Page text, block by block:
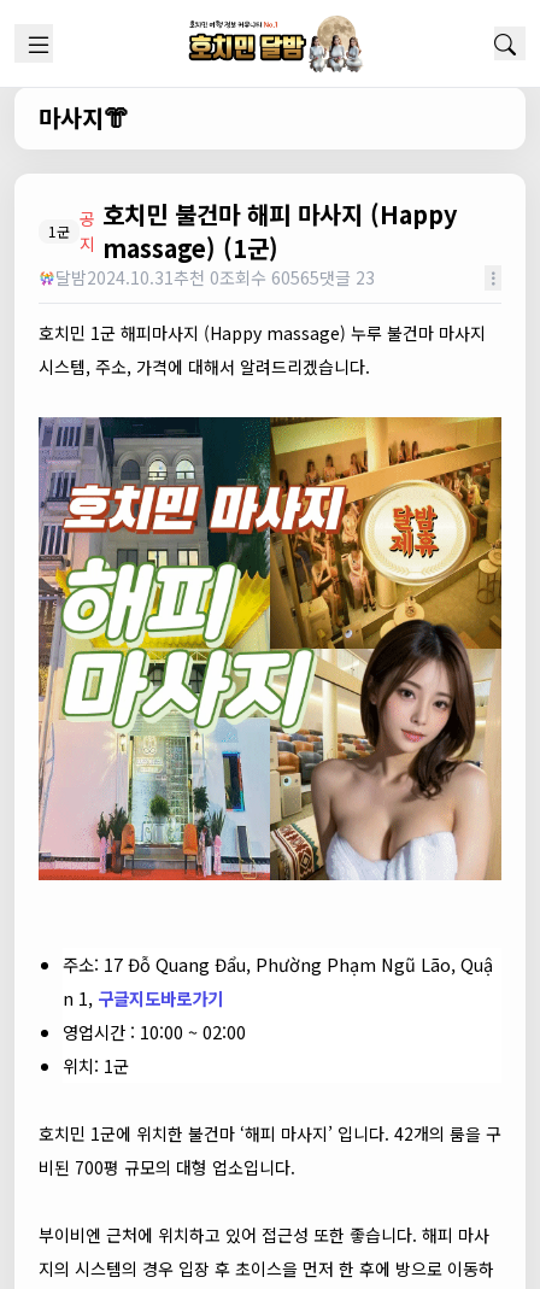
마사지👘
1군
공
지
호치민 불건마 해피 마사지 (Happy
massage) (1군)
달밤2024.10.31추천 0조회수 60565댓글 23
호치민 1군 해피마사지 (Happy massage) 누루 불건마 마사지
시스템, 주소, 가격에 대해서 알려드리겠습니다.
주소: 17 Đỗ Quang Đẩu, Phường Phạm Ngũ Lão, Quậ
n 1, 구글지도바로가기
영업시간 : 10:00 ~ 02:00
위치: 1군
호치민 1군에 위치한 불건마 ‘해피 마사지’ 입니다. 42개의 룸을 구
비된 700평 규모의 대형 업소입니다.
부이비엔 근처에 위치하고 있어 접근성 또한 좋습니다. 해피 마사
지의 시스템의 경우 입장 후 초이스을 먼저 한 후에 방으로 이동하